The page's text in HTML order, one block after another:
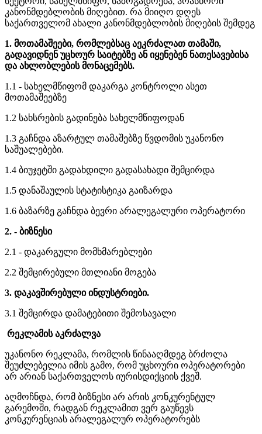
კანონმდებლობის მიღებით. რა მიიღო დღეს
საქართველომ ახალი კანონმდებლობის მიღების შემდეგ
1. მოთამაშეები, რომლებსაც აეკრძალათ თამაში,
გადავიდნენ უცხოურ საიტებზე ან იყენებენ ნათესავებისა
და ახლობლების მონაცემებს.
1.1 - სახელმწიფომ დაკარგა კონტროლი ასეთ
მოთამაშეებზე
1.2 სახსრების გადინება სახელმწიფოდან
1.3 გაჩნდა აზარტულ თამაშებზე წვდომის უკანონო
საშუალებები.
1.4 ბიუჯეტში გადახდილი გადასახადი შემცირდა
1.5 დანაშაულის სტატისტიკა გაიზარდა
1.6 ბაზარზე გაჩნდა ბევრი არალეგალური ოპერატორი
2. - ბიზნესი
2.1 - დაკარგული მომხმარებლები
2.2 შემცირებული მთლიანი მოგება
3. დაკავშირებული ინდუსტრიები.
3.1 შემცირდა დამატებითი შემოსავალი
რეკლამის აკრძალვა
უკანონო რეკლამა, რომლის წინააღმდეგ ბრძოლა
შეუძლებელია იმის გამო, რომ უცხოური ოპერატორები
არ არიან საქართველოს იურისდიქციის ქვეშ.
აღმოჩნდა, რომ ბიზნესი არ არის კონკურენტულ
გარემოში, რადგან რეკლამით ვერ გაუწევს
კონკურენციას არალეგალურ ოპერატორებს